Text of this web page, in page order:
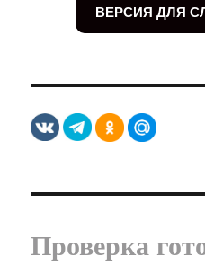
ВЕРСИЯ ДЛЯ
Проверка